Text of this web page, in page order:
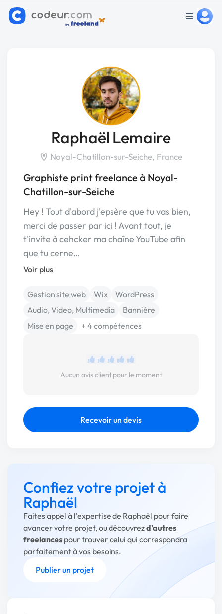
Raphaël Lemaire
Noyal-Chatillon-sur-Seiche, France
Graphiste print freelance à Noyal-
Chatillon-sur-Seiche
Hey ! Tout d'abord j'epsère que tu vas bien,
merci de passer par ici ! Avant tout, je
t'invite à cehcker ma chaîne YouTube afin
que tu cerne…
Voir plus
Gestion site web Wix
WordPress
Audio, Video, Multimedia
Bannière
Mise en page
+ 4 compétences
Aucun avis client pour le moment
Recevoir un devis
Confiez votre projet à
Raphaël
Faites appel à l'expertise de Raphaël pour faire
avancer votre projet, ou découvrezd'autres
freelances pour trouver celui qui correspondra
parfaitement à vos besoins.
Publier un projet